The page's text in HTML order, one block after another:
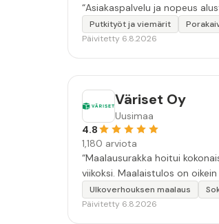
“Asiakaspalvelu ja nopeus
Putkityöt ja viemärit
Päivitetty 6.8.2026
Väriset Oy
Uusimaa
4.8
1,180 arviota
“Maalausurakka hoitui
viikoksi. Maalaistulos on
Ulkoverhouksen maalaus
Päivitetty 6.8.2026